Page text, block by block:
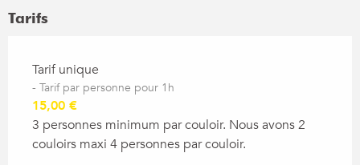
Tarifs
Tarifs 2026
Tarif unique
- Tarif par personne pour 1h
15,00 €
3 personnes minimum par couloir. Nous avons 2
couloirs maxi 4 personnes par couloir.